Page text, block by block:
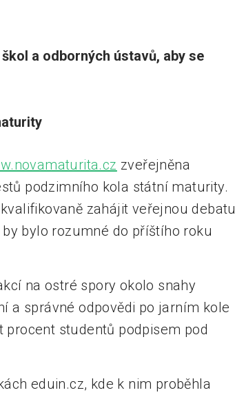
a odborných ústavů, aby se
zveřejněna
podzimního kola státní maturity.
zahájit veřejnou debatu
bylo rozumné do příštího roku
na ostré spory okolo snahy
a správné odpovědi po jarním kole
studentů podpisem pod
eduin.cz, kde k nim proběhla